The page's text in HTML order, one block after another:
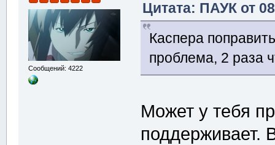
Сообщений: 4222
Цитата: ПАУК от
Каспера
проблема, 2 раза
Может у тебя